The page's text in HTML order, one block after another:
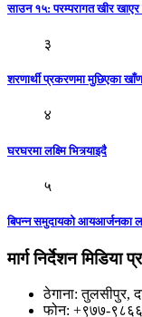
साउन १५: परम्परागत खीर खाएर
३
शरणार्थी प्रकरणमा मुछिएका
४
घरघरमा लक्ष्मि भित्र्याइदै
५
बिपन्न समुदायको आयआर्जनका
मार्ग निर्देशन मिडिया
ठेगाना: तुलसीपुर,
फोन: +९७७-